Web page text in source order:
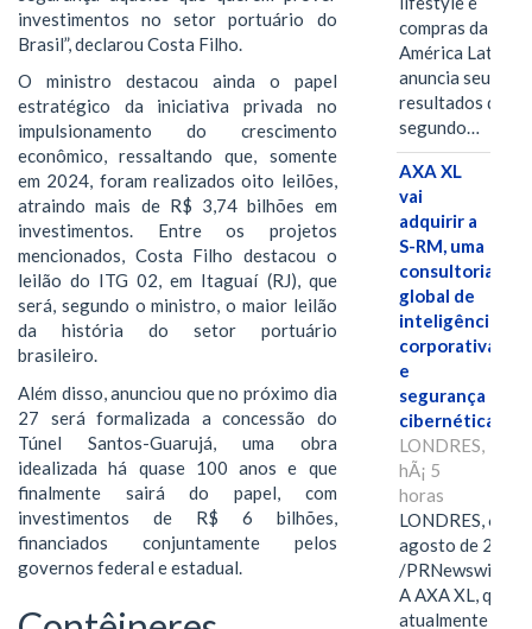
investimentos no setor portuário do
Brasil”, declarou Costa Filho.
O ministro destacou ainda o papel
estratégico da iniciativa privada no
impulsionamento do crescimento
econômico, ressaltando que, somente
em 2024, foram realizados oito leilões,
atraindo mais de R$ 3,74 bilhões em
investimentos. Entre os projetos
mencionados, Costa Filho destacou o
leilão do ITG 02, em Itaguaí (RJ), que
será, segundo o ministro, o maior leilão
da história do setor portuário
brasileiro.
Além disso, anunciou que no próximo dia
27 será formalizada a concessão do
Túnel Santos-Guarujá, uma obra
idealizada há quase 100 anos e que
finalmente sairá do papel, com
investimentos de R$ 6 bilhões,
financiados conjuntamente pelos
governos federal e estadual.
compras da
América Latina
anuncia seus
resultados do
segundo…
AXA XL
vai
adquirir a
S-RM, uma
consultoria
global de
inteligência
corporativa
e
segurança
cibernética
LONDRES,
hÃ¡ 5
horas
LONDRES, 6 de
agosto de 2026
/PRNewswire/ --
A AXA XL, que
atualmente